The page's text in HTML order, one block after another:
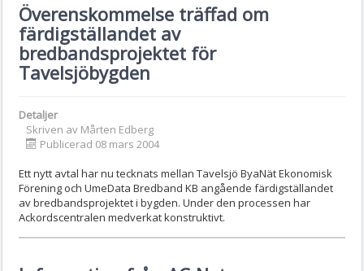
Överenskommelse träffad om
färdigställandet av
bredbandsprojektet för
Tavelsjöbygden
Detaljer
Skriven av Mårten Edberg
Publicerad 08 mars 2004
Ett nytt avtal har nu tecknats mellan Tavelsjö ByaNät Ekonomisk
Förening och UmeData Bredband KB angående färdigställandet
av bredbandsprojektet i bygden. Under den processen har
Ackordscentralen medverkat konstruktivt.